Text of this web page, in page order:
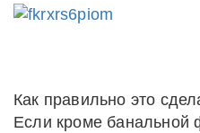
Как правильно это
Если кроме банальной